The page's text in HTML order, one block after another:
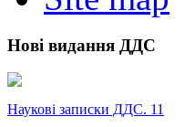
Нові видання ДДС
Наукові записки ДДС. 11